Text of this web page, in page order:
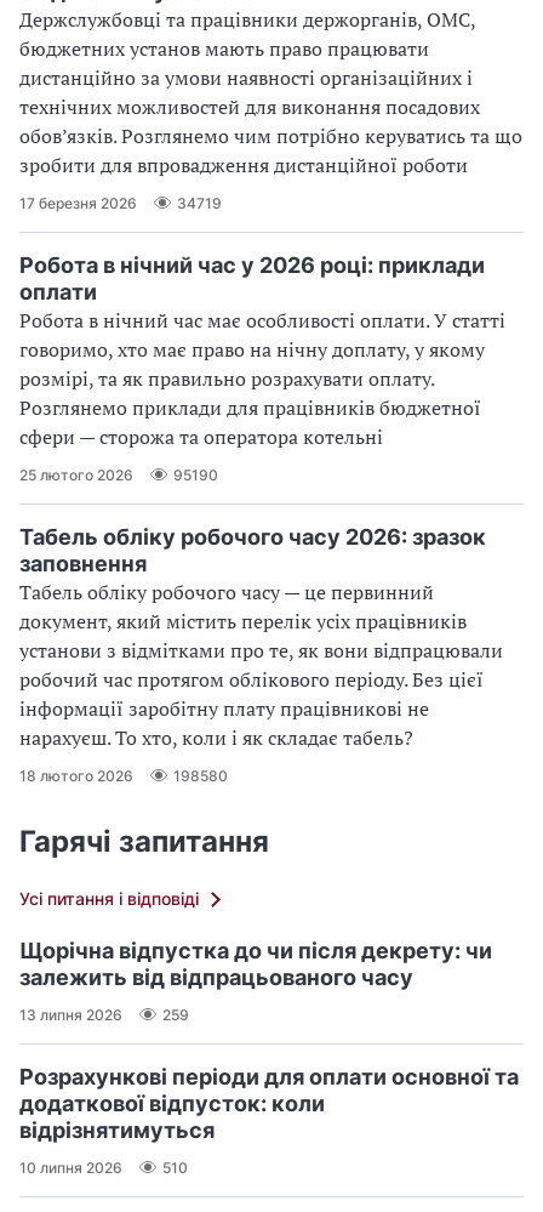
Держслужбовці та працівники держорганів, ОМС,
бюджетних установ мають право працювати
дистанційно за умови наявності організаційних і
технічних можливостей для виконання посадових
обов’язків. Розглянемо чим потрібно керуватись та що
зробити для впровадження дистанційної роботи
17 березня 2026 34719
Робота в нічний час у 2026 році: приклади
оплати
Робота в нічний час має особливості оплати. У статті
говоримо, хто має право на нічну доплату, у якому
розмірі, та як правильно розрахувати оплату.
Розглянемо приклади для працівників бюджетної
сфери — сторожа та оператора котельні
25 лютого 2026 95190
Табель обліку робочого часу 2026: зразок
заповнення
Табель обліку робочого часу — це первинний
документ, який містить перелік усіх працівників
установи з відмітками про те, як вони відпрацювали
робочий час протягом облікового періоду. Без цієї
інформації заробітну плату працівникові не
нарахуєш. То хто, коли і як складає табель?
18 лютого 2026 198580
Гарячі запитання
Усі питання і відповіді
Щорічна відпустка до чи після декрету: чи
залежить від відпрацьованого часу
13 липня 2026 259
Розрахункові періоди для оплати основної та
додаткової відпусток: коли
відрізнятимуться
10 липня 2026 510